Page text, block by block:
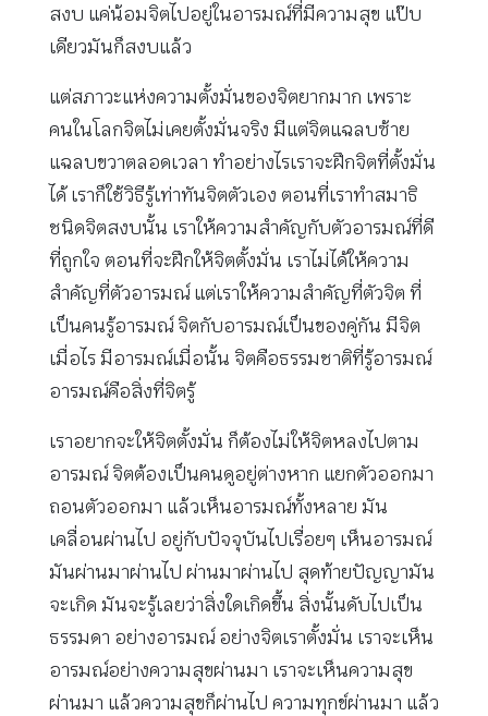
สงบ แค่น้อมจิตไปอยู่ในอารมณ์ที่มีความสุข แป๊บ
เดียวมันก็สงบแล้ว
แต่สภาวะแห่งความตั้งมั่นของจิตยากมาก เพราะ
คนในโลกจิตไม่เคยตั้งมั่นจริง มีแต่จิตแฉลบซ้าย
แฉลบขวาตลอดเวลา ทำอย่างไรเราจะฝึกจิตที่ตั้งมั่น
ได้ เราก็ใช้วิธีรู้เท่าทันจิตตัวเอง ตอนที่เราทำสมาธิ
ชนิดจิตสงบนั้น เราให้ความสำคัญกับตัวอารมณ์ที่ดี
ที่ถูกใจ ตอนที่จะฝึกให้จิตตั้งมั่น เราไม่ได้ให้ความ
สำคัญที่ตัวอารมณ์ แต่เราให้ความสำคัญที่ตัวจิต ที่
เป็นคนรู้อารมณ์ จิตกับอารมณ์เป็นของคู่กัน มีจิต
เมื่อไร มีอารมณ์เมื่อนั้น จิตคือธรรมชาติที่รู้อารมณ์
อารมณ์คือสิ่งที่จิตรู้
เราอยากจะให้จิตตั้งมั่น ก็ต้องไม่ให้จิตหลงไปตาม
อารมณ์ จิตต้องเป็นคนดูอยู่ต่างหาก แยกตัวออกมา
ถอนตัวออกมา แล้วเห็นอารมณ์ทั้งหลาย มัน
เคลื่อนผ่านไป อยู่กับปัจจุบันไปเรื่อยๆ เห็นอารมณ์
มันผ่านมาผ่านไป ผ่านมาผ่านไป สุดท้ายปัญญามัน
จะเกิด มันจะรู้เลยว่าสิ่งใดเกิดขึ้น สิ่งนั้นดับไปเป็น
ธรรมดา อย่างอารมณ์ อย่างจิตเราตั้งมั่น เราจะเห็น
อารมณ์อย่างความสุขผ่านมา เราจะเห็นความสุข
ผ่านมา แล้วความสุขก็ผ่านไป ความทุกข์ผ่านมา แล้ว